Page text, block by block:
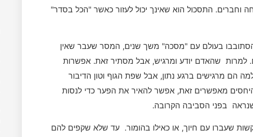
התסכול הוא שאינך יכול לעזור כאשר "הכל בסדר"
בעולם עם "מסכה" משך שנים, המסר שעבר שאין
למרות שהאדם יודע ומרגיש, אבל מסתיר זאת. אפשרות
הם מרגישים ברגע נתון, אבל שפת הגוף וטון הדיבור
מאפשרים זאת, אפשר להאיר את הפער כדי לנסות
בפני הסביבה הקרובה.
שעברו עם חיוך, או כאילו בהומור. עד שלא שקפים להם